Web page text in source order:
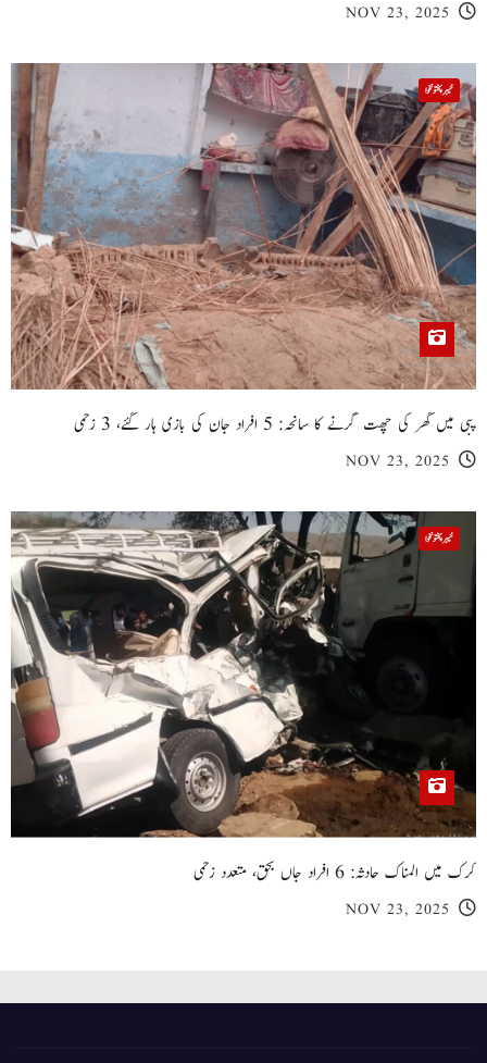
NOV 23, 2025
خیبر پختونخوا
پبی میں گھر کی چھت گرنے کا سانحہ: 5 افراد جان کی بازی ہار گئے، 3 زخمی
NOV 23, 2025
خیبر پختونخوا
کرک میں المناک حادثہ: 6 افراد جاں بحق، متعدد زخمی
NOV 23, 2025